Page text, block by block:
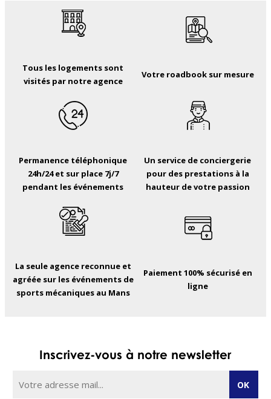
Tous les logements sont
visités par notre agence
Votre roadbook sur mesure
Permanence téléphonique
24h/24 et sur place 7j/7
pendant les événements
Un service de conciergerie
pour des prestations à la
hauteur de votre passion
La seule agence reconnue et
agréée sur les événements de
sports mécaniques au Mans
Paiement 100% sécurisé en
ligne
Inscrivez-vous à notre newsletter